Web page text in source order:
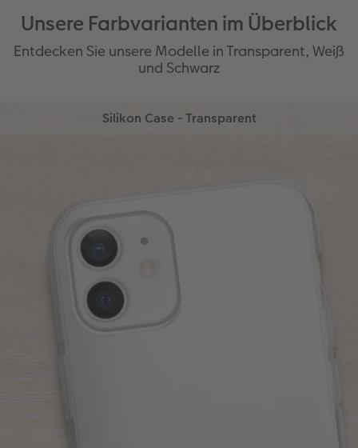
Unsere Farbvarianten im Überblick
Entdecken Sie unsere Modelle in Transparent, Weiß
und Schwarz